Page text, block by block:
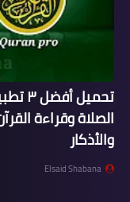
الصلاة وقراءة
والأذكار
Elsaid Shabana